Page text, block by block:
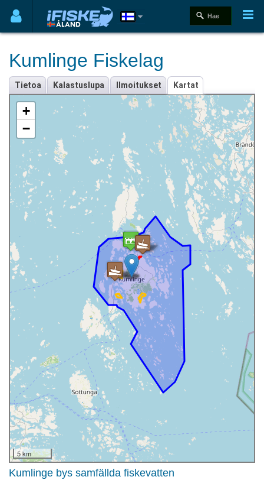
Kumlinge Fiskelag
Tietoa Kalastuslupa Ilmoitukset Kartat
+
−
5 km
Kumlinge bys samfällda fiskevatten